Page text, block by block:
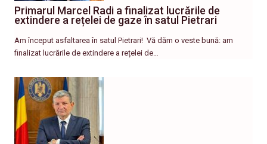
Primarul Marcel Radi a finalizat lucrările de
extindere a rețelei de gaze în satul Pietrari
Am început asfaltarea în satul Pietrari! ​ Vă dăm o veste bună: am
finalizat lucrările de extindere a rețelei de…